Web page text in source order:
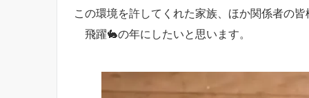
この環境を許してくれた家族、ほか関係者の
飛躍🐇の年にしたいと思います。